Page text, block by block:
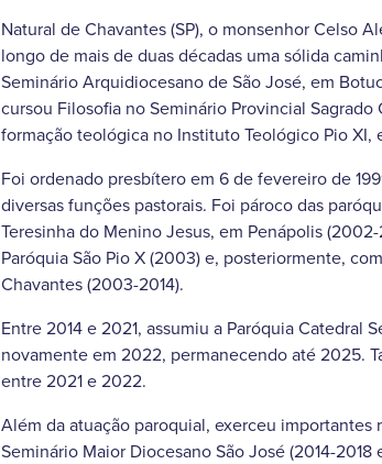
Natural de Chavantes (SP), o monsenhor Celso
longo de mais de duas décadas uma sólida
Seminário Arquidiocesano de São José, em
cursou Filosofia no Seminário Provincial
formação teológica no Instituto Teológico Pio XI,
Foi ordenado presbítero em 6 de fevereiro de
diversas funções pastorais. Foi pároco das
Teresinha do Menino Jesus, em Penápolis
Paróquia São Pio X (2003) e, posteriormente,
Chavantes (2003-2014).
Entre 2014 e 2021, assumiu a Paróquia Catedral
novamente em 2022, permanecendo até 2025.
entre 2021 e 2022.
Além da atuação paroquial, exerceu
Seminário Maior Diocesano São José (2014-